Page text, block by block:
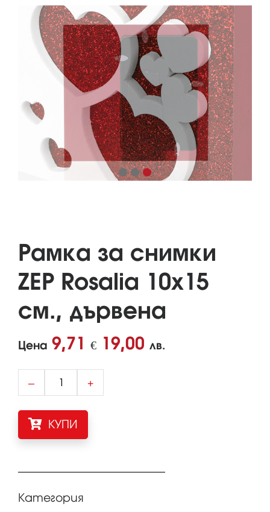
Рамка за снимки
ZEP Rosalia 10x15
см., дървена
Цена 9,71 € 19,00 лв.
– +
КУПИ
Категория